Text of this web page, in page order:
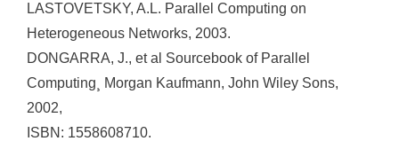
LASTOVETSKY, A.L. Parallel Computing on
Heterogeneous Networks, 2003.
DONGARRA, J., et al Sourcebook of Parallel
Computing¸ Morgan Kaufmann, John Wiley Sons,
2002,
ISBN: 1558608710.